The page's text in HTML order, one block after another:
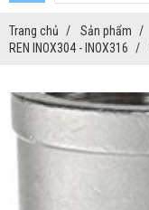
Trang chủ Sản phẩm
REN INOX304 - INOX316